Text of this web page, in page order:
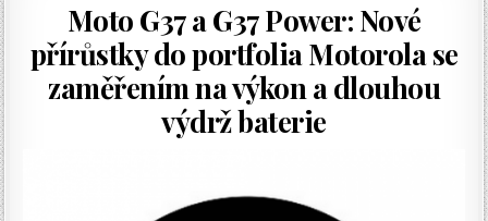
Moto G37 a G37 Power: Nové
přírůstky do portfolia Motorola se
zaměřením na výkon a dlouhou
výdrž baterie